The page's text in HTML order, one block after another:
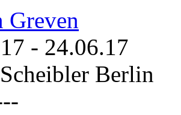
- 24.06.17
Berlin